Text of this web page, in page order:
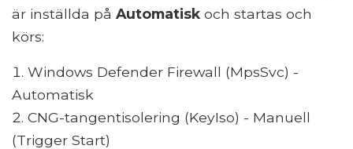
är inställda på Automatisk och startas och
körs:
Windows Defender Firewall (MpsSvc) -
Automatisk
CNG-tangentisolering (KeyIso) - Manuell
(Trigger Start)